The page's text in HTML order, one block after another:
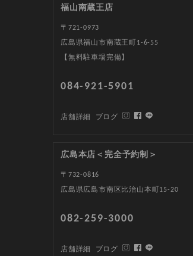
福山南蔵王店
〒721-0973
広島県福山市南蔵王町1-6-55
【無料駐車場完備】
084-921-5901
店舗詳細 ブログ
広島本店＜完全予約制＞
〒732-0816
広島県広島市南区比治山本町15-20
082-259-3000
店舗詳細 ブログ